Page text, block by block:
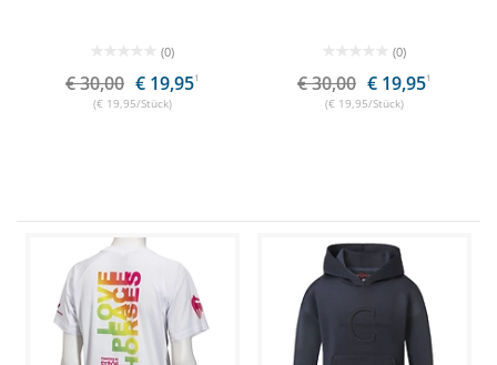
(0)
€ 30,00 € 19,951
(€ 19,95/Stück)
(0)
€ 30,00 € 19,951
(€ 19,95/Stück)